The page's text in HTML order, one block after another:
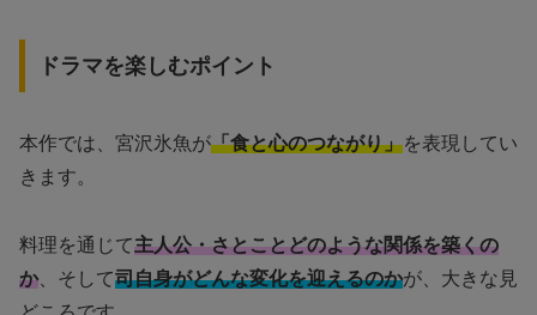
ドラマを楽しむポイント
本作では、宮沢氷魚が「食と心のつながり」を表現してい
きます。
料理を通じて主人公・さとことどのような関係を築くの
か 、そして司自身がどんな変化を迎えるのかが、大きな見